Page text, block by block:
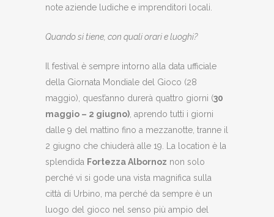
note aziende ludiche e imprenditori locali.
Quando si tiene, con quali orari e luoghi?
Il festival è sempre intorno alla data ufficiale
della Giornata Mondiale del Gioco (28
maggio), quest’anno durerà quattro giorni (30
maggio – 2 giugno) , aprendo tutti i giorni
dalle 9 del mattino fino a mezzanotte, tranne il
2 giugno che chiuderà alle 19. La location è la
splendida Fortezza Albornoz non solo
perché vi si gode una vista magnifica sulla
città di Urbino, ma perché da sempre è un
luogo del gioco nel senso più ampio del